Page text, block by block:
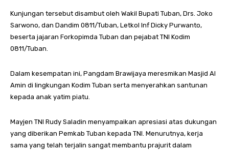
Kunjungan tersebut disambut oleh Wakil Bupati Tuban, Drs. Joko
Sarwono, dan Dandim 0811/Tuban, Letkol Inf Dicky Purwanto,
beserta jajaran Forkopimda Tuban dan pejabat TNI Kodim
0811/Tuban.
Dalam kesempatan ini, Pangdam Brawijaya meresmikan Masjid Al
Amin di lingkungan Kodim Tuban serta menyerahkan santunan
kepada anak yatim piatu.
Mayjen TNI Rudy Saladin menyampaikan apresiasi atas dukungan
yang diberikan Pemkab Tuban kepada TNI. Menurutnya, kerja
sama yang telah terjalin sangat membantu prajurit dalam